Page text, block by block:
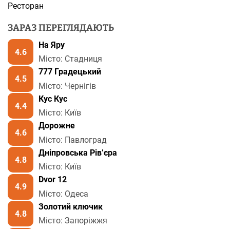
Ресторан
ЗАРАЗ ПЕРЕГЛЯДАЮТЬ
4.6
На Яру
Місто: Стадниця
4.5
777 Градецький
Місто: Чернігів
4.4
Кус Кус
Місто: Київ
4.6
Дорожне
Місто: Павлоград
4.8
Дніпровська Рів’єра
Місто: Київ
4.9
Dvor 12
Місто: Одеса
4.8
Золотий ключик
Місто: Запоріжжя